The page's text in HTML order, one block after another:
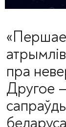
пра
Другое